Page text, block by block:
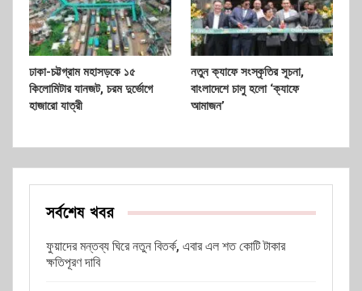
ঢাকা-চট্টগ্রাম মহাসড়কে ১৫
কিলোমিটার যানজট, চরম দুর্ভোগে
হাজারো যাত্রী
নতুন ক্যাফে সংস্কৃতির সূচনা,
বাংলাদেশে চালু হলো ‘ক্যাফে
আমাজন’
সর্বশেষ খবর
ফুয়াদের মন্তব্য ঘিরে নতুন বিতর্ক, এবার এল শত কোটি টাকার
ক্ষতিপূরণ দাবি